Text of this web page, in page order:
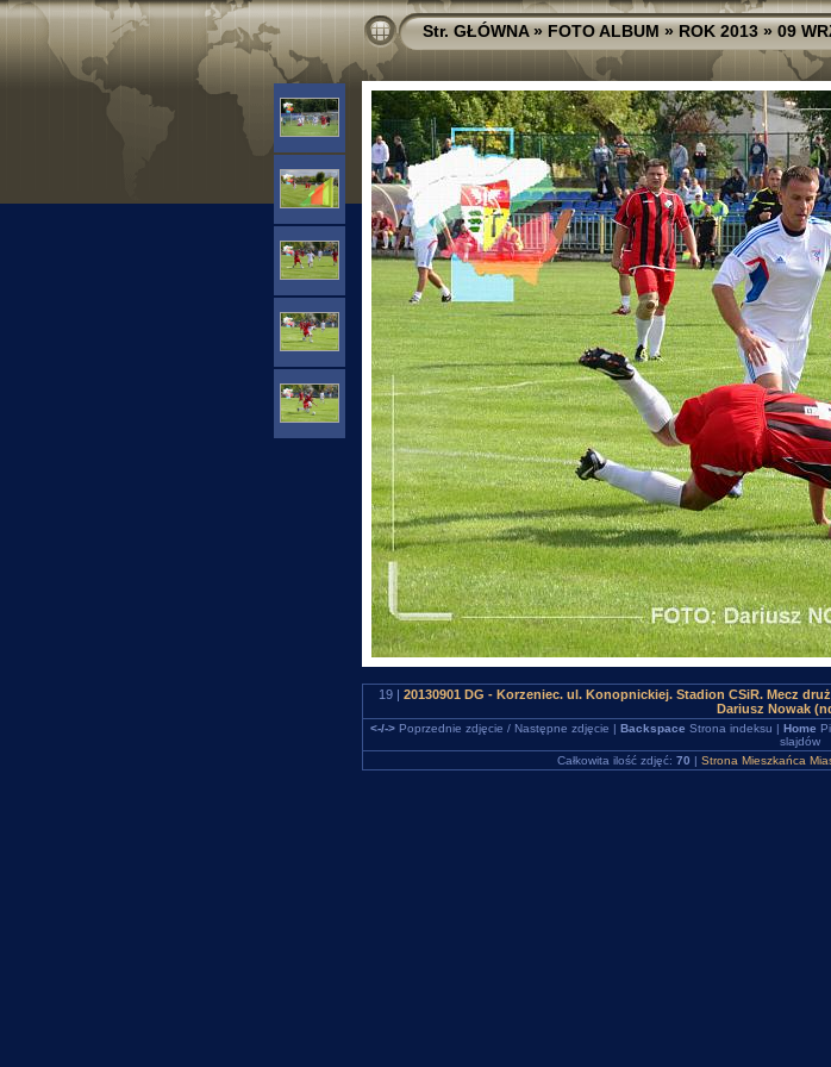
Str. GŁÓWNA»FOTO ALBUM»ROK 2013»09
19 | 20130901 DG - Korzeniec. ul. Konopnickiej. Stadion CSiR. Mecz
Dariusz Nowak
<-/->Poprzednie zdjęcie / Następne zdjęcie | Backspace Strona indeksu | Home
slajdów
Całkowita ilość zdjęć: 70 | Strona Mieszkańca